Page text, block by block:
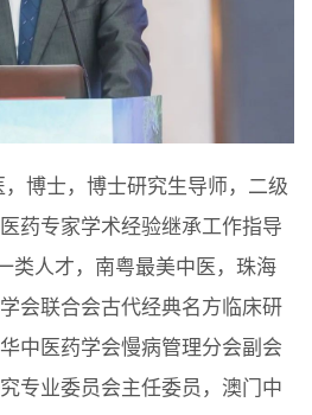
博士，博士研究生导师，二级
药专家学术经验继承工作指导
类人才，南粤最美中医，珠海
会联合会古代经典名方临床研
中医药学会慢病管理分会副会
专业委员会主任委员，澳门中